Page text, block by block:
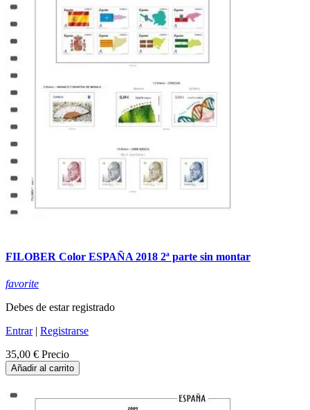
FILOBER Color ESPAÑA 2018 2ª parte sin montar
favorite
Debes de estar registrado
Entrar| Registrarse
35,00 € Precio
Añadir al carrito